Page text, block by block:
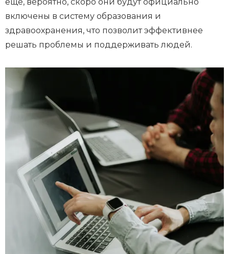
включены в систему образования и
здравоохранения, что позволит эффективнее
решать проблемы и поддерживать людей.